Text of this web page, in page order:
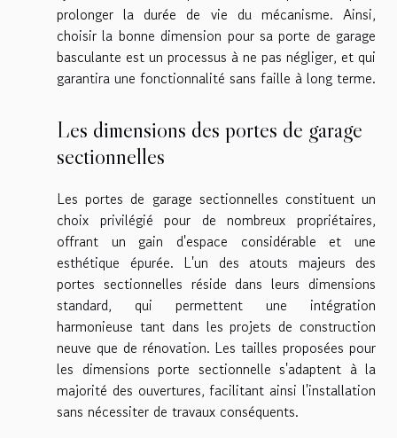
prolonger la durée de vie du mécanisme. Ainsi,
choisir la bonne dimension pour sa porte de garage
basculante est un processus à ne pas négliger, et qui
garantira une fonctionnalité sans faille à long terme.
Les dimensions des portes de garage
sectionnelles
Les portes de garage sectionnelles constituent un
choix privilégié pour de nombreux propriétaires,
offrant un gain d'espace considérable et une
esthétique épurée. L'un des atouts majeurs des
portes sectionnelles réside dans leurs dimensions
standard, qui permettent une intégration
harmonieuse tant dans les projets de construction
neuve que de rénovation. Les tailles proposées pour
les dimensions porte sectionnelle s'adaptent à la
majorité des ouvertures, facilitant ainsi l'installation
sans nécessiter de travaux conséquents.